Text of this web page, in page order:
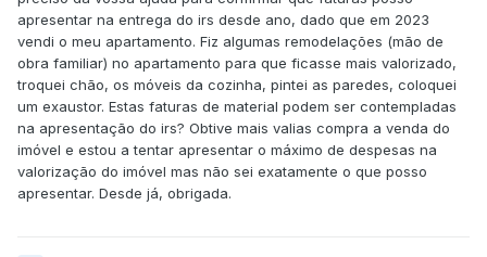
apresentar na entrega do irs desde ano, dado que em 2023
vendi o meu apartamento. Fiz algumas remodelações (mão de
obra familiar) no apartamento para que ficasse mais valorizado,
troquei chão, os móveis da cozinha, pintei as paredes, coloquei
um exaustor. Estas faturas de material podem ser contempladas
na apresentação do irs? Obtive mais valias compra a venda do
imóvel e estou a tentar apresentar o máximo de despesas na
valorização do imóvel mas não sei exatamente o que posso
apresentar. Desde já, obrigada.